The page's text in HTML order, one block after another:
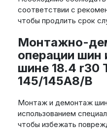
соответствии с
чтобы продлить срок
Монтажно-
операции шин
шине 18.4 r30
145/145A8/B
Монтаж и демонтаж
использованием
чтобы избежать